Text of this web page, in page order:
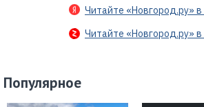
Читайте «Новгород.ру»
Читайте «Новгород.ру»
Популярное